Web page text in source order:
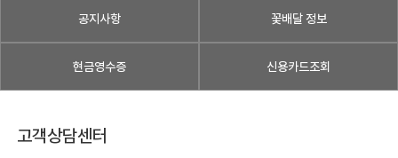
공지사항 꽃배달 정보
현금영수증 신용카드조회
고객상담센터